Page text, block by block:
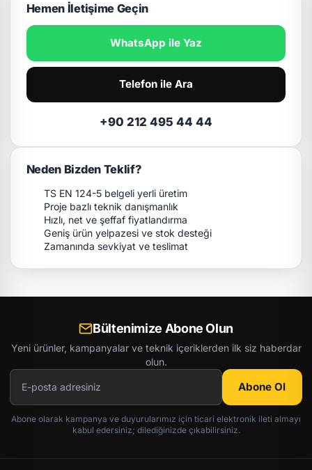
Hemen İletişime Geçin
WhatsApp ile Yaz
Telefon ile Ara
+90 212 495 44 44
Neden Bizden Teklif?
TS EN 124-5 belgeli yerli üretim
Proje bazlı teknik danışmanlık
Hızlı, net ve şeffaf fiyatlandırma
Geniş ürün yelpazesi ve stok desteği
Zamanında sevkiyat ve teslimat
Bültenimize Abone Olun
Yeni ürünler, kampanyalar ve teknik içeriklerden ilk siz haberdar
olun.
Abone Ol
Abone olarak kampanya ve duyurularımız için ticari elektronik ileti almayı
kabul edersiniz; dilediğinizde çıkabilirsiniz.